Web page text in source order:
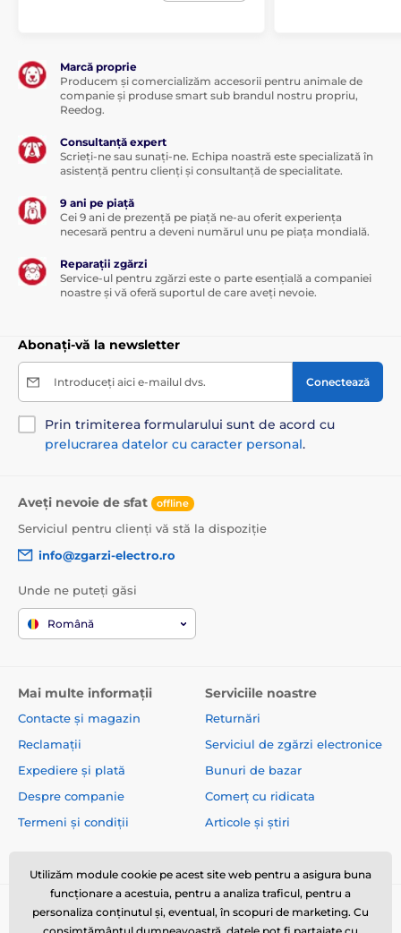
Marcă proprie
Producem și comercializăm accesorii pentru animale de
companie și produse smart sub brandul nostru propriu,
Reedog.
Consultanță expert
Scrieți-ne sau sunați-ne. Echipa noastră este specializată în
asistență pentru clienți și consultanță de specialitate.
9 ani pe piață
Cei 9 ani de prezență pe piață ne-au oferit experiența
necesară pentru a deveni numărul unu pe piața mondială.
Reparații zgărzi
Service-ul pentru zgărzi este o parte esențială a companiei
noastre și vă oferă suportul de care aveți nevoie.
Abonați-vă la newsletter
Introduceți aici e-mailul dvs. Conectează
Prin trimiterea formularului sunt de acord cu
prelucrarea datelor cu caracter personal.
Aveți nevoie de sfat offline
Serviciul pentru clienți vă stă la dispoziție
info@zgarzi-electro.ro
Unde ne puteți găsi
Română
Mai multe informații
Contacte și magazin
Reclamații
Expediere și plată
Despre companie
Termeni și condiții
Serviciile noastre
Returnări
Serviciul de zgărzi electronice
Bunuri de bazar
Comerț cu ridicata
Articole și știri
Utilizăm module cookie pe acest site web pentru a asigura buna
funcționare a acestuia, pentru a analiza traficul, pentru a
personaliza conținutul și, eventual, în scopuri de marketing. Cu